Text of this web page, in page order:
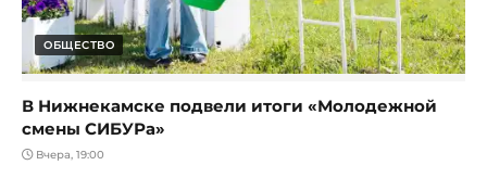
ОБЩЕСТВО
В Нижнекамске подвели итоги «Молодежной
смены СИБУРа»
Вчера, 19:00